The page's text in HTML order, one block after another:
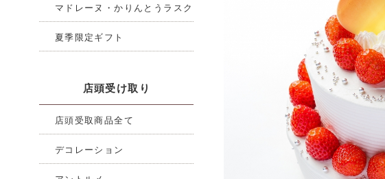
マドレーヌ・かりんとうラスク
夏季限定ギフト
店頭受け取り
店頭受取商品全て
デコレーション